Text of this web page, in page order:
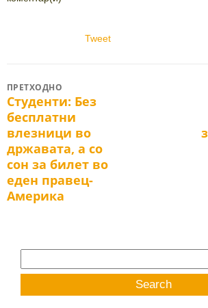
Tweet
Post
navigation
ПРЕТХОДНО
Previous
post:
Студенти: Без
бесплатни
влезници во
државата, а со
сон за билет во
еден правец-
Америка
for: